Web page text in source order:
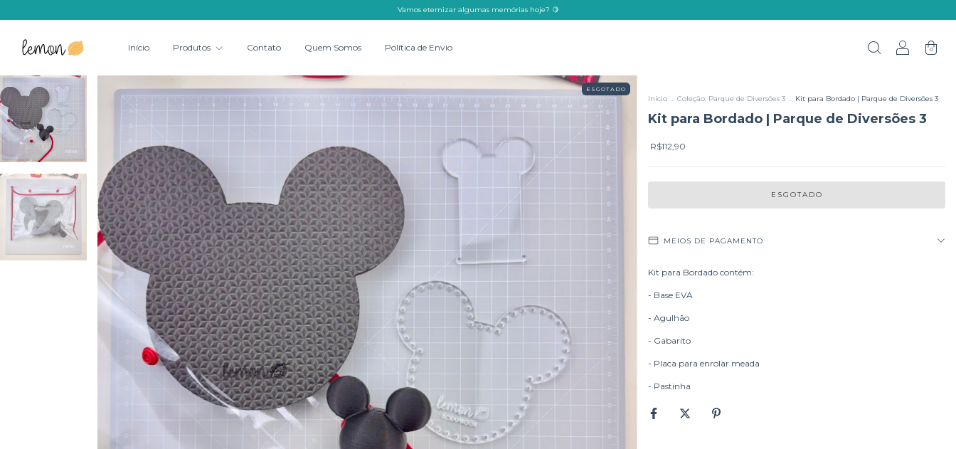
Vamos eternizar algumas memórias hoje? 🍋
Início Produtos Contato Quem Somos Política de Envio 0
ESGOTADO
Início . Coleção: Parque de Diversões 3 . Kit para Bordado | Parque de Diversões 3
Kit para Bordado | Parque de Diversões 3
R$112,90
MEIOS DE PAGAMENTO
Kit para Bordado contém:
- Base EVA
- Agulhão
- Gabarito
- Placa para enrolar meada
- Pastinha